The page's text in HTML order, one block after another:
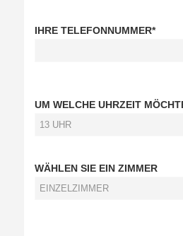
IHRE TELEFONNUMMER*
UM WELCHE UHRZEIT
WÄHLEN SIE EIN ZIMMER